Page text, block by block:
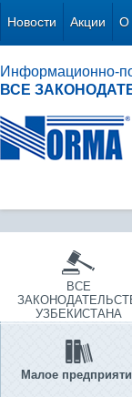
Новости Акции О
Информационно-
ВСЕ
ВСЕ
УЗБЕКИСТАНА
Малое